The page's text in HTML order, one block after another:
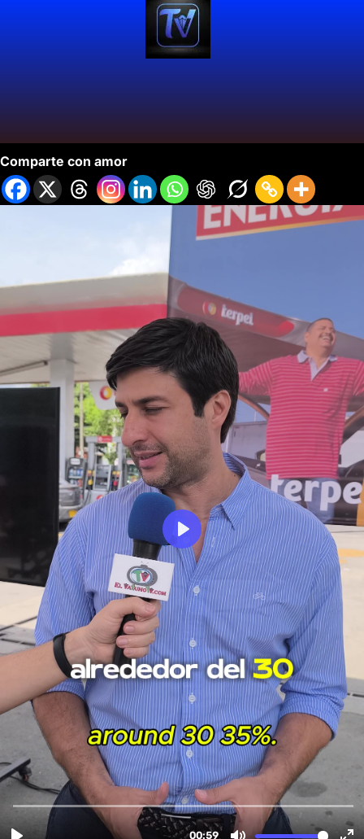
Comparte con amor